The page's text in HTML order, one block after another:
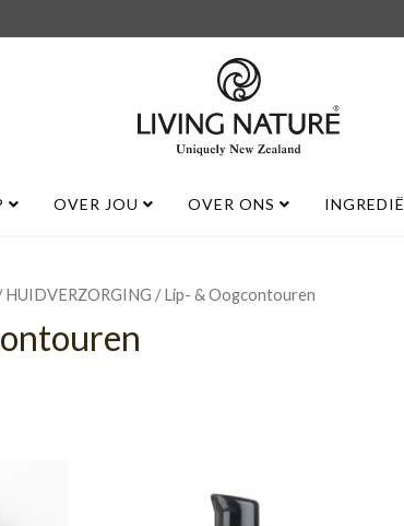
OVER JOU OVER ONS
HUIDVERZORGING / Lip- & Oogcontouren